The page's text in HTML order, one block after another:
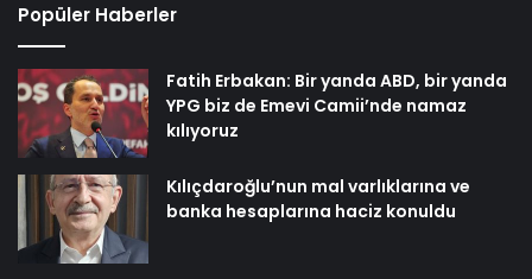
Popüler Haberler
Fatih Erbakan: Bir yanda ABD, bir yanda
YPG biz de Emevi Camii’nde namaz
kılıyoruz
Kılıçdaroğlu’nun mal varlıklarına ve
banka hesaplarına haciz konuldu